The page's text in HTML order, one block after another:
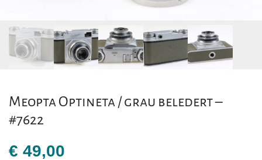
Meopta Optineta / grau beledert –
#7622
€ 49,00